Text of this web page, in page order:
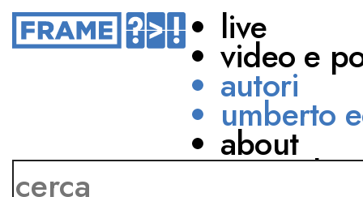
live
video e
autori
umberto
about
network
Leopoldo Benacchio